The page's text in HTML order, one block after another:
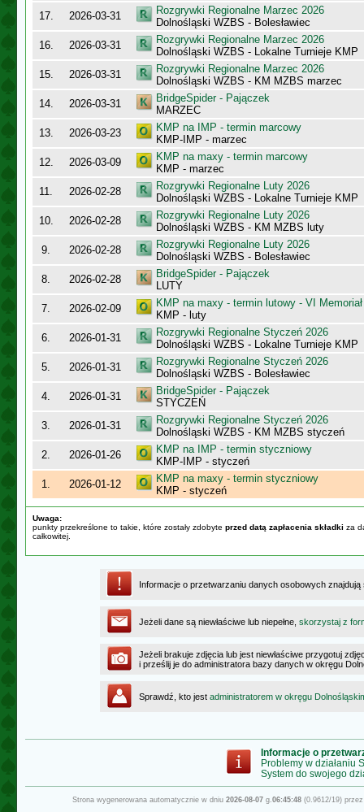
17.
2026-03-31
Rozgrywki Regionalne Marzec 2026
Dolnośląski WZBS - Bolesławiec
16.
2026-03-31
Rozgrywki Regionalne Marzec 2026
Dolnośląski WZBS - Lokalne Turnieje KMP
15.
2026-03-31
Rozgrywki Regionalne Marzec 2026
Dolnośląski WZBS - KM MZBS marzec
14.
2026-03-31
BridgeSpider - Pajączek
MARZEC
13.
2026-03-23
KMP na IMP - termin marcowy
KMP-IMP - marzec
12.
2026-03-09
KMP na maxy - termin marcowy
KMP - marzec
11.
2026-02-28
Rozgrywki Regionalne Luty 2026
Dolnośląski WZBS - Lokalne Turnieje KMP
10.
2026-02-28
Rozgrywki Regionalne Luty 2026
Dolnośląski WZBS - KM MZBS luty
9.
2026-02-28
Rozgrywki Regionalne Luty 2026
Dolnośląski WZBS - Bolesławiec
8.
2026-02-28
BridgeSpider - Pajączek
LUTY
7.
2026-02-09
KMP na maxy - termin lutowy - VI
KMP - luty
6.
2026-01-31
Rozgrywki Regionalne Styczeń 2026
Dolnośląski WZBS - Lokalne Turnieje KMP
5.
2026-01-31
Rozgrywki Regionalne Styczeń 2026
Dolnośląski WZBS - Bolesławiec
4.
2026-01-31
BridgeSpider - Pajączek
STYCZEŃ
3.
2026-01-31
Rozgrywki Regionalne Styczeń 2026
Dolnośląski WZBS - KM MZBS styczeń
2.
2026-01-26
KMP na IMP - termin styczniowy
KMP-IMP - styczeń
1.
2026-01-12
KMP na maxy - termin styczniowy
KMP - styczeń
Uwaga:
punkty przekreślone to takie, które zostały zdobyte przed datą zapłacenia składki za
całkowitej.
Informacje o przetwarzaniu danych osobowych
Jeżeli dane są niewłaściwe lub niepełne, skorzystaj z
Jeżeli brakuje zdjęcia lub jest niewłaściwe przygotuj
i prześlij je do administratora bazy danych w okręgu
Sprawdź, kto jest administratorem w okręgu
Informacje o
Problemy w działaniu
System do swojego
Strona wygenerowana automatycznie w dniu 2026-08-07g.06:45:48(0.9612/19)